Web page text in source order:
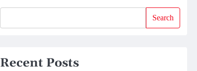
Search
Recent Posts